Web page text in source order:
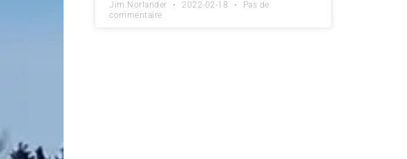
Jim Norlander 2022-02-18
Pas de
commentaire